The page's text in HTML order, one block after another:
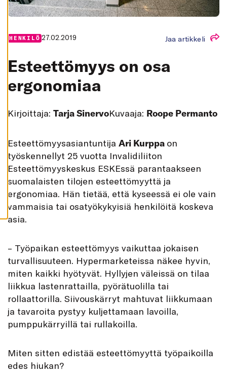
K
A
K
I
Y
K
S
A
I
E
V
E
T
HENKILÖ 27.02.2019 Jaa artikkeli
Esteettömyys on osa
ergonomiaa
Kirjoittaja: Tarja SinervoKuvaaja: Roope Permanto
Esteettömyysasiantuntija Ari Kurppa on
työskennellyt 25 vuotta Invalidiliiton
Esteettömyyskeskus ESKEssä parantaakseen
suomalaisten tilojen esteettömyyttä ja
ergonomiaa. Hän tietää, että kyseessä ei ole vain
vammaisia tai osatyökykyisiä henkilöitä koskeva
asia.
– Työpaikan esteettömyys vaikuttaa jokaisen
turvallisuuteen. Hypermarketeissa näkee hyvin,
miten kaikki hyötyvät. Hyllyjen väleissä on tilaa
liikkua lastenrattailla, pyörätuolilla tai
rollaattorilla. Siivouskärryt mahtuvat liikkumaan
ja tavaroita pystyy kuljettamaan lavoilla,
pumppukärryillä tai rullakoilla.
Miten sitten edistää esteettömyyttä työpaikoilla
edes hiukan?